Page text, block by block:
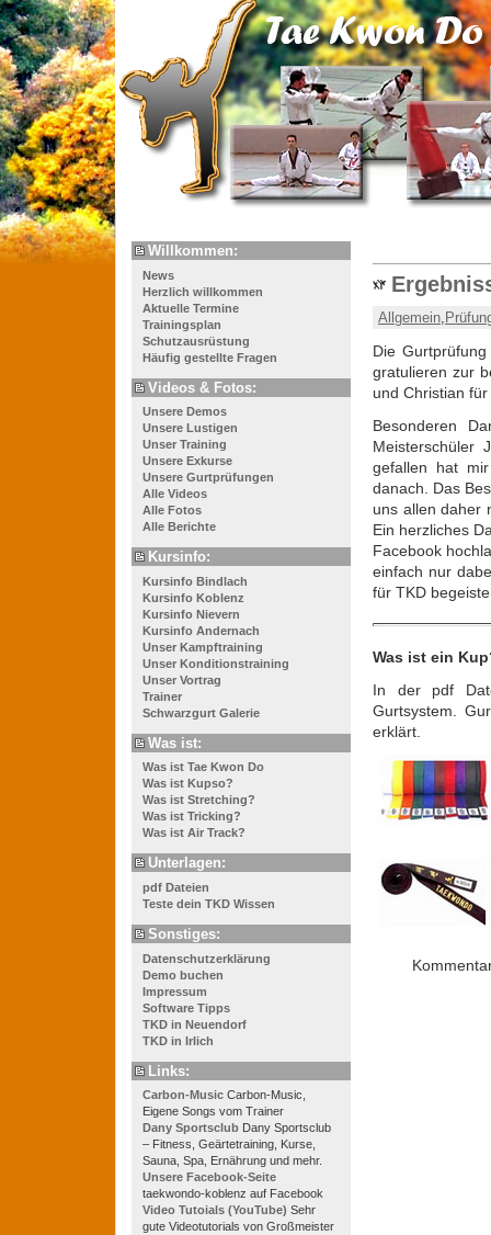
Willkommen:
News
Herzlich willkommen
Aktuelle Termine
Trainingsplan
Schutzausrüstung
Häufig gestellte Fragen
Videos & Fotos:
Unsere Demos
Unsere Lustigen
Unser Training
Unsere Exkurse
Unsere Gurtprüfungen
Alle Videos
Alle Fotos
Alle Berichte
Kursinfo:
Kursinfo Bindlach
Kursinfo Koblenz
Kursinfo Nievern
Kursinfo Andernach
Unser Kampftraining
Unser Konditionstraining
Unser Vortrag
Trainer
Schwarzgurt Galerie
Was ist:
Was ist Tae Kwon Do
Was ist Kupso?
Was ist Stretching?
Was ist Tricking?
Was ist Air Track?
Unterlagen:
pdf Dateien
Teste dein TKD Wissen
Sonstiges:
Datenschutzerklärung
Demo buchen
Impressum
Software Tipps
TKD in Neuendorf
TKD in Irlich
Links:
Carbon-Music Carbon-Music,
Eigene Songs vom Trainer
Dany Sportsclub Dany Sportsclub
– Fitness, Geärtetraining, Kurse,
Sauna, Spa, Ernährung und mehr.
Unsere Facebook-Seite
taekwondo-koblenz auf Facebook
Video Tutoials (YouTube) Sehr
gute Videotutorials von Großmeister
Allgemein
Die
gratulieren zur
und Christian
Besonderen
Meisterschüler
gefallen hat
danach. Das
uns allen daher
Ein herzliches
Facebook
einfach nur
für TKD
Was ist ein
In der pdf
Gurtsystem.
erklärt.